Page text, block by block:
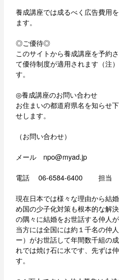
養成講座では成るべく広告費用
ます。
◎ご優待◎
このサイトから養成講座を予約
て優待制度が適用されます（注
す。
◎養成講座のお問い合わせ
お住まいの都道府県名を知らせ
せします。
（お問い合わせ）
メール npo@myad.jp
電話 06-6584-6400 担当
現在日本では様々な理由から結
め国の少子化対策も根本的な解
の隅々に結婚をお世話する仲人
当方には全国には約１千名の仲
ー）がお世話して年間数千組の
れでは焼け石に水です、先ずは
す。